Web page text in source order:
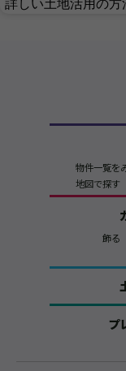
詳しい土地活用の方
物件一覧を
地図で探す
飾る
プ